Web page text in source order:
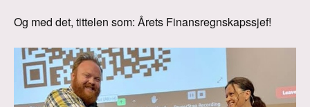
Og med det, tittelen som: Årets Finansregnskapssjef!